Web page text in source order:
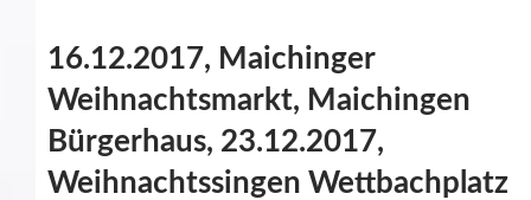
16.12.2017, Maichinger
Weihnachtsmarkt, Maichingen
Bürgerhaus, 23.12.2017,
Weihnachtssingen Wettbachplatz